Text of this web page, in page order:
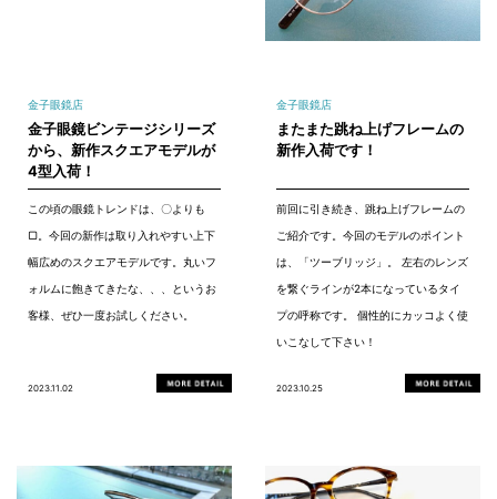
金子眼鏡店
金子眼鏡ビンテージシリーズ
から、新作スクエアモデルが
4型入荷！
この頃の眼鏡トレンドは、〇よりも
▢。今回の新作は取り入れやすい上下
幅広めのスクエアモデルです。丸いフ
ォルムに飽きてきたな、、、というお
客様、ぜひ一度お試しください。
2023.11.02
金子眼鏡店
またまた跳ね上げフレームの
新作入荷です！
前回に引き続き、跳ね上げフレームの
ご紹介です。今回のモデルのポイント
は、「ツーブリッジ」。 左右のレンズ
を繋ぐラインが2本になっているタイ
プの呼称です。 個性的にカッコよく使
いこなして下さい！
2023.10.25